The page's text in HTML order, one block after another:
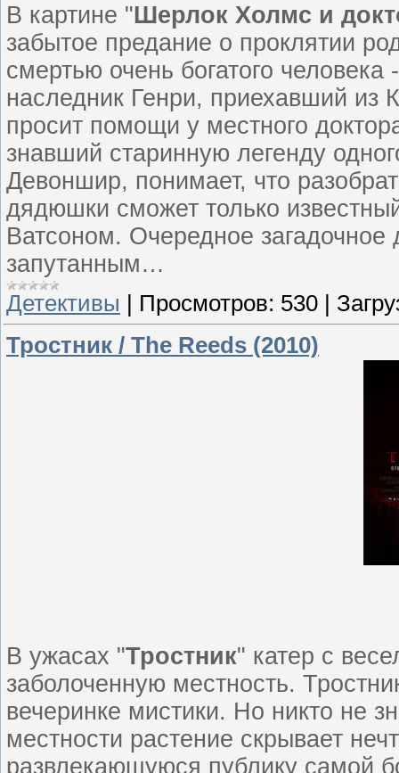
В картине "Шерлок Холмс и
забытое предание о проклятии
смертью очень богатого
наследник Генри, приехавший из
просит помощи у местного
знавший старинную легенду
Девоншир, понимает, что
дядюшки сможет только
Ватсоном. Очередное
запутанным…
Детективы | Просмотров: 530 |
Тростник / The Reeds (2010)
В ужасах "Тростник" катер с
заболоченную местность.
вечеринке мистики. Но никто не
местности растение скрывает
развлекающуюся публику самой